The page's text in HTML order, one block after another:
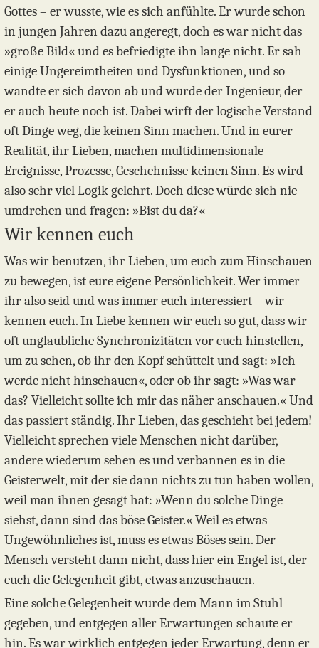
Gottes – er wusste, wie es sich anfühlte. Er wurde schon
in jungen Jahren dazu angeregt, doch es war nicht das
»große Bild« und es befriedigte ihn lange nicht. Er sah
einige Ungereimtheiten und Dysfunktionen, und so
wandte er sich davon ab und wurde der Ingenieur, der
er auch heute noch ist. Dabei wirft der logische Verstand
oft Dinge weg, die keinen Sinn machen. Und in eurer
Realität, ihr Lieben, machen multidimensionale
Ereignisse, Prozesse, Geschehnisse keinen Sinn. Es wird
also sehr viel Logik gelehrt. Doch diese würde sich nie
umdrehen und fragen: »Bist du da?«
Wir kennen euch
Was wir benutzen, ihr Lieben, um euch zum Hinschauen
zu bewegen, ist eure eigene Persönlichkeit. Wer immer
ihr also seid und was immer euch interessiert – wir
kennen euch. In Liebe kennen wir euch so gut, dass wir
oft unglaubliche Synchronizitäten vor euch hinstellen,
um zu sehen, ob ihr den Kopf schüttelt und sagt: »Ich
werde nicht hinschauen«, oder ob ihr sagt: »Was war
das? Vielleicht sollte ich mir das näher anschauen.« Und
das passiert ständig. Ihr Lieben, das geschieht bei jedem!
Vielleicht sprechen viele Menschen nicht darüber,
andere wiederum sehen es und verbannen es in die
Geisterwelt, mit der sie dann nichts zu tun haben wollen,
weil man ihnen gesagt hat: »Wenn du solche Dinge
siehst, dann sind das böse Geister.« Weil es etwas
Ungewöhnliches ist, muss es etwas Böses sein. Der
Mensch versteht dann nicht, dass hier ein Engel ist, der
euch die Gelegenheit gibt, etwas anzuschauen.
Eine solche Gelegenheit wurde dem Mann im Stuhl
gegeben, und entgegen aller Erwartungen schaute er
hin. Es war wirklich entgegen jeder Erwartung, denn er